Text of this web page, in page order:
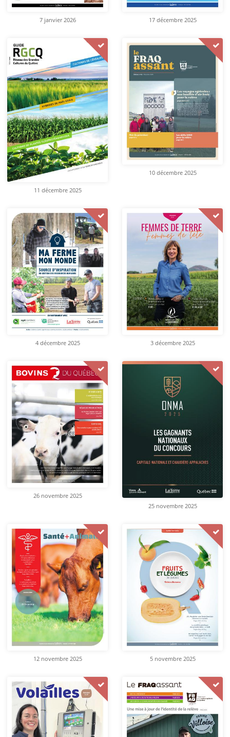
7 janvier 2026 17 décembre 2025
11 décembre 2025
10 décembre 2025
4 décembre 2025 3 décembre 2025
26 novembre 2025
25 novembre 2025
12 novembre 2025 5 novembre 2025